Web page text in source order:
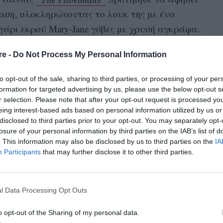
- Do Not Process My Personal Information
opt-out of the sale, sharing to third parties, or processing of your
for targeted advertising by us, please use the below opt-out
selection. Please note that after your opt-out request is processed
interest-based ads based on personal information utilized by us
to third parties prior to your opt-out. You may separately
of your personal information by third parties on the IAB’s list of
This information may also be disclosed by us to third parties on the
Participants that may further disclose it to other third parties.
Data Processing Opt Outs
opt-out of the Sharing of my personal data.
ολοκληρώνοντας το λουκ της με ένα
εκρού Mary-Jane γόβες με χρυσή αγκράφα.
κινήθηκε με γνώμονα την απλότητα
χρώματα στο ντύσιμο, τότε πρέπει
στη συγκεκριμένη απόχρωση. Το
δύναμη, αισιοδοξία και
τυχαία χρώμα του 2021, ένα δύσκολο
σε ένα μονοχρωματικό λουκ, είτε
το αποτέλεσμα θα είναι εξίσου